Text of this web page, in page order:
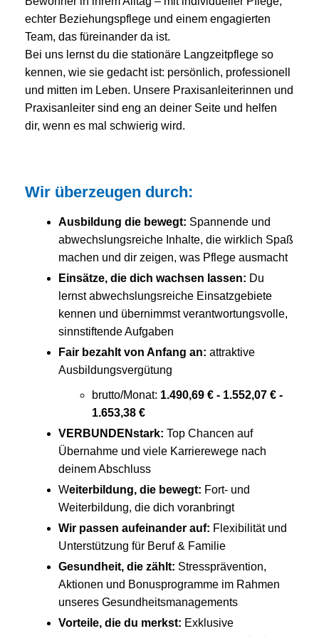
echter Beziehungspflege und einem engagierten
Team, das füreinander da ist.
Bei uns lernst du die stationäre Langzeitpflege so
kennen, wie sie gedacht ist: persönlich, professionell
und mitten im Leben. Unsere Praxisanleiterinnen und
Praxisanleiter sind eng an deiner Seite und helfen
dir, wenn es mal schwierig wird.
Wir überzeugen durch:
Ausbildung die bewegt: Spannende und
abwechslungsreiche Inhalte, die wirklich Spaß
machen und dir zeigen, was Pflege ausmacht
Einsätze, die dich wachsen lassen: Du
lernst abwechslungsreiche Einsatzgebiete
kennen und übernimmst verantwortungsvolle,
sinnstiftende Aufgaben
Fair bezahlt von Anfang an: attraktive
Ausbildungsvergütung
brutto/Monat: 1.490,69 € - 1.552,07 € -
1.653,38 €
VERBUNDENstark: Top Chancen auf
Übernahme und viele Karrierewege nach
deinem Abschluss
Weiterbildung, die bewegt: Fort- und
Weiterbildung, die dich voranbringt
Wir passen aufeinander auf: Flexibilität und
Unterstützung für Beruf & Familie
Gesundheit, die zählt: Stressprävention,
Aktionen und Bonusprogramme im Rahmen
unseres Gesundheitsmanagements
Vorteile, die du merkst: Exklusive